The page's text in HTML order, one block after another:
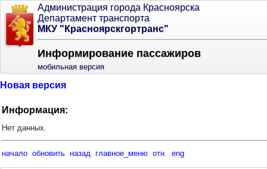
Администрация города Красноярска
Департамент транспорта
МКУ "Красноярскгортранс"
Информирование пассажиров
мобильная версия
Новая версия
Информация:
Нет данных.
начало обновить назад главное_меню отн. eng